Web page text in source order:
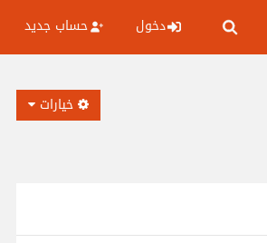
دخول حساب جديد
خيارات